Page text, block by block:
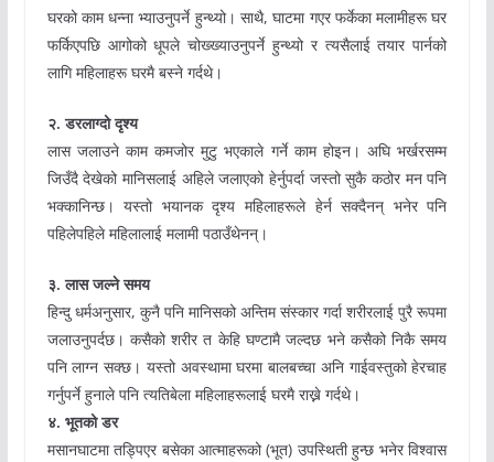
घरको काम धन्ना भ्याउनुपर्ने हुन्थ्यो। साथै, घाटमा गएर फर्केका मलामीहरू घर
फर्किएपछि आगोको धूपले चोख्ख्याउनुपर्ने हुन्थ्यो र त्यसैलाई तयार पार्नको
लागि महिलाहरू घरमै बस्ने गर्दथे।
२.डरलाग्दोदृश्य
लास जलाउने काम कमजोर मुटु भएकाले गर्ने काम होइन। अघि भर्खरसम्म
जिउँदै देखेको मानिसलाई अहिले जलाएको हेर्नुपर्दा जस्तो सुकै कठोर मन पनि
भक्कानिन्छ। यस्तो भयानक दृश्य महिलाहरूले हेर्न सक्दैनन् भनेर पनि
पहिलेपहिले महिलालाई मलामी पठाउँथेनन्।
३.लासजल्नेसमय
हिन्दु धर्मअनुसार, कुनै पनि मानिसको अन्तिम संस्कार गर्दा शरीरलाई पुरै रूपमा
जलाउनुपर्दछ। कसैको शरीर त केहि घण्टामै जल्दछ भने कसैको निकै समय
पनि लाग्न सक्छ। यस्तो अवस्थामा घरमा बालबच्चा अनि गाईवस्तुको हेरचाह
गर्नुपर्ने हुनाले पनि त्यतिबेला महिलाहरूलाई घरमै राख्ने गर्दथे।
४. भूतकोडर
मसानघाटमा तड्पिएर बसेका आत्माहरूको (भूत) उपस्थिती हुन्छ भनेर विश्वास